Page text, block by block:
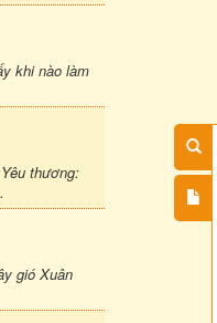
khi nào làm
thương:
gió Xuân